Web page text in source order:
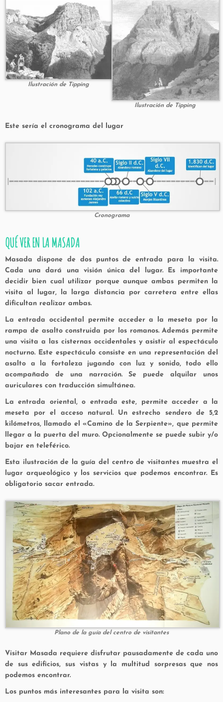
Ilustración de Tipping
Ilustración de Tipping
Este sería el cronograma del lugar
Cronograma
QUÉ VER EN LA MASADA
Masada dispone de dos puntos de entrada para la visita.
Cada una dará una visión única del lugar. Es importante
decidir bien cual utilizar porque aunque ambas permiten la
visita al lugar, la larga distancia por carretera entre ellas
dificultan realizar ambas.
La entrada occidental permite acceder a la meseta por la
rampa de asalto construida por los romanos. Además permite
una visita a las cisternas occidentales y asistir al espectáculo
nocturno. Este espectáculo consiste en una representación del
asalto a la fortaleza jugando con luz y sonido, todo ello
acompañado de una narración. Se puede alquilar unos
auriculares con traducción simultánea.
La entrada oriental, o entrada este, permite acceder a la
meseta por el acceso natural. Un estrecho sendero de 5,2
kilómetros, llamado el «Camino de la Serpiente», que permite
llegar a la puerta del muro. Opcionalmente se puede subir y/o
bajar en teleférico.
Esta ilustración de la guía del centro de visitantes muestra el
lugar arqueológico y los servicios que podemos encontrar. Es
obligatorio sacar entrada.
Plano de la guía del centro de visitantes
Visitar Masada requiere disfrutar pausadamente de cada uno
de sus edificios, sus vistas y la multitud sorpresas que nos
podemos encontrar.
Los puntos más interesantes para la visita son: